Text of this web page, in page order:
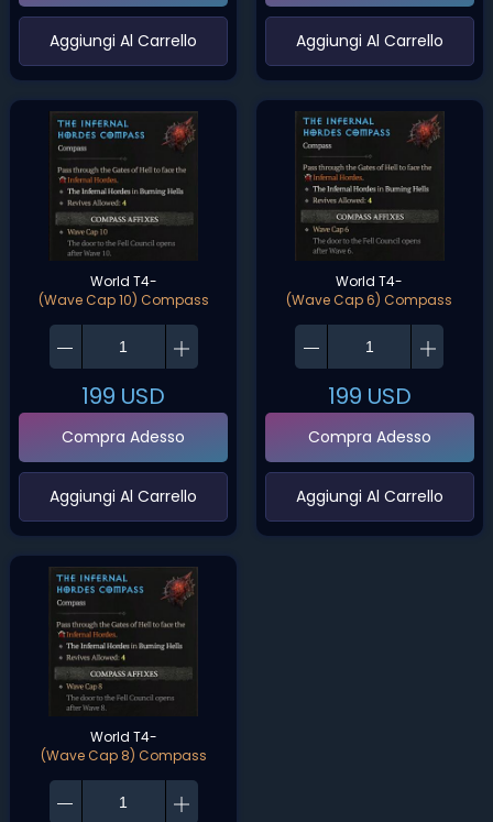
‌Aggiungi Al Carrello‌ ‌Aggiungi Al Carrello‌
World T4-
(Wave Cap 10) Compass
199 USD
Compra Adesso
‌Aggiungi Al Carrello‌
World T4-
(Wave Cap 6) Compass
199 USD
Compra Adesso
‌Aggiungi Al Carrello‌
World T4-
(Wave Cap 8) Compass